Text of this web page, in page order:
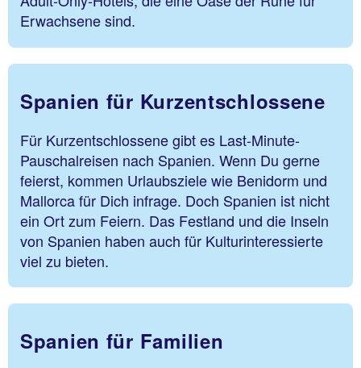
Erwachsene sind.
Spanien für Kurzentschlossene
Für Kurzentschlossene gibt es Last-Minute-
Pauschalreisen nach Spanien. Wenn Du gerne
feierst, kommen Urlaubsziele wie Benidorm und
Mallorca für Dich infrage. Doch Spanien ist nicht
ein Ort zum Feiern. Das Festland und die Inseln
von Spanien haben auch für Kulturinteressierte
viel zu bieten.
Spanien für Familien